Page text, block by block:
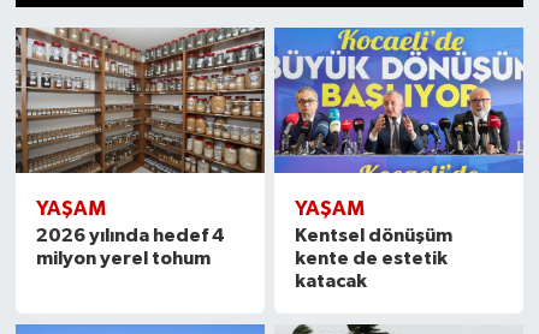
YAŞAM
2026 yılında hedef 4
milyon yerel tohum
YAŞAM
Kentsel dönüşüm
kente de estetik
katacak
Dünya
Kültür Sanat